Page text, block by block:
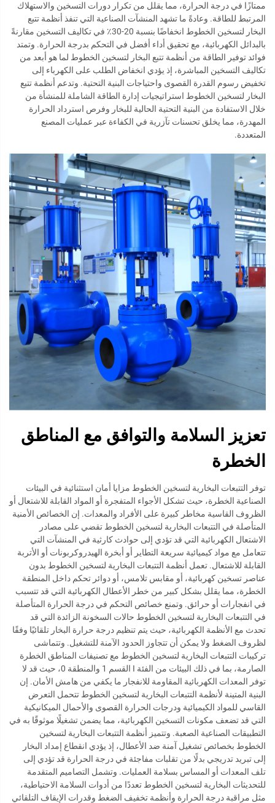
ممتازًا في درجة الحرارة، مما يقلل من تكرار دورات التسخين والاستهلاك
المرتبط للطاقة. وعادةً ما تشهد المنشآت الصناعية التي تنفذ أنظمة تتبع
البخار لتسخين الخطوط انخفاضًا بنسبة 20-30٪ في تكاليف التسخين مقارنةً
بالبدائل الكهربائية، مع تحقيق أداء أفضل في التحكم بدرجة الحرارة. وتمتد
فوائد توفير الطاقة من أنظمة تتبع البخار لتسخين الخطوط لما هو أبعد من
تكاليف التسخين المباشرة، إذ يؤدي انخفاض الطلب على الكهرباء إلى
تخفيض رسوم القدرة القصوى واحتياجات البنية التحتية. وتدعم أنظمة تتبع
البخار لتسخين الخطوط استراتيجيات إدارة الطاقة الشاملة للمنشأة من
خلال الاستفادة من البنية التحتية الحالية للبخار وفرص استرداد الحرارة
المهدرة، مما يخلق تحسنات تآزرية في الكفاءة عبر عمليات المصنع
المتعددة.
تعزيز السلامة والتوافق مع المناطق
الخطرة
توفر التتبعات البخارية لتسخين الخطوط مزايا أمان استثنائية في البيئات
الصناعية الخطرة، حيث تشكل الأجواء المتفجرة أو المواد القابلة للاشتعال أو
الظروف القاسية مخاطر كبيرة على الأفراد والمعدات. إن الخصائص الأمنية
المتأصلة في التتبعات البخارية لتسخين الخطوط تقضي على مصادر
الاشتعال الكهربائية التي قد تؤدي إلى حوادث كارثية في المنشآت التي
تتعامل مع مواد كيميائية سريعة التطاير أو أبخرة الهيدروكربونات أو الأتربة
القابلة للاشتعال. تعمل أنظمة التتبعات البخارية لتسخين الخطوط بدون
عناصر تسخين كهربائية، أو مقابس تلامس، أو دوائر تحكم داخل المنطقة
الخطرة، مما يقلل بشكل كبير من خطر الأعطال الكهربائية التي قد تتسبب
في انفجارات أو حرائق. وتمنع خصائص التحكم في درجة الحرارة المتأصلة
في التتبعات البخارية لتسخين الخطوط حالات السخونة الزائدة التي قد
تحدث مع الأنظمة الكهربائية، حيث يتم تنظيم درجة حرارة البخار تلقائيًا وفقًا
لظروف الضغط ولا يمكن أن تتجاوز الحدود الآمنة للتشغيل. وتتماشى
تركيبات التتبعات البخارية لتسخين الخطوط مع تصنيفات المناطق الخطرة
الصارمة، بما في ذلك البيئات من الفئة I القسم 1 والمنطقة 0، حيث قد لا
توفر المعدات الكهربائية المقاومة للانفجار ما يكفي من هامش الأمان. إن
البنية المتينة لأنظمة التتبعات البخارية لتسخين الخطوط تتحمل التعرض
القاسي للمواد الكيميائية ودرجات الحرارة القصوى والأحمال الميكانيكية
التي قد تضعف مكونات التسخين الكهربائية، مما يضمن تشغيلًا موثوقًا به في
التطبيقات الصناعية الصعبة. وتتميز أنظمة التتبعات البخارية لتسخين
الخطوط بخصائص تشغيل آمنة ضد الأعطال، إذ يؤدي انقطاع إمداد البخار
إلى تبريد تدريجي بدلًا من تقلبات مفاجئة في درجة الحرارة قد تؤدي إلى
تلف المعدات أو المساس بسلامة العمليات. وتشمل التصاميم المتقدمة
للتحديثات البخارية لتسخين الخطوط تعددًا من أدوات السلامة الاحتياطية،
مثل مراقبة درجة الحرارة وأنظمة تخفيف الضغط وقدرات الإيقاف التلقائي